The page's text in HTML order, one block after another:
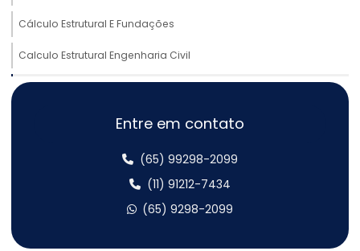
Cálculo Estrutural E Fundações
Calculo Estrutural Engenharia Civil
Cálculo estrutural estrutural metálica
Cálculo Estrutural Galpão Metálico
Cálculo estrutural metálico
Cálculo estrutural mezanino metálico
Cálculo estrutural obras
Entre em contato
(65) 99298-2099
(11) 91212-7434
(65) 9298-2099